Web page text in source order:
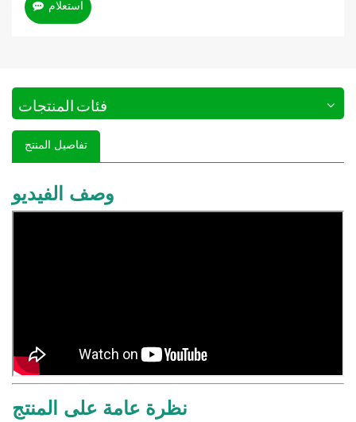
استعلام
فئات المنتجات
تفاصيل المنتج
وصف الفيديو
نظرة عامة على المنتج